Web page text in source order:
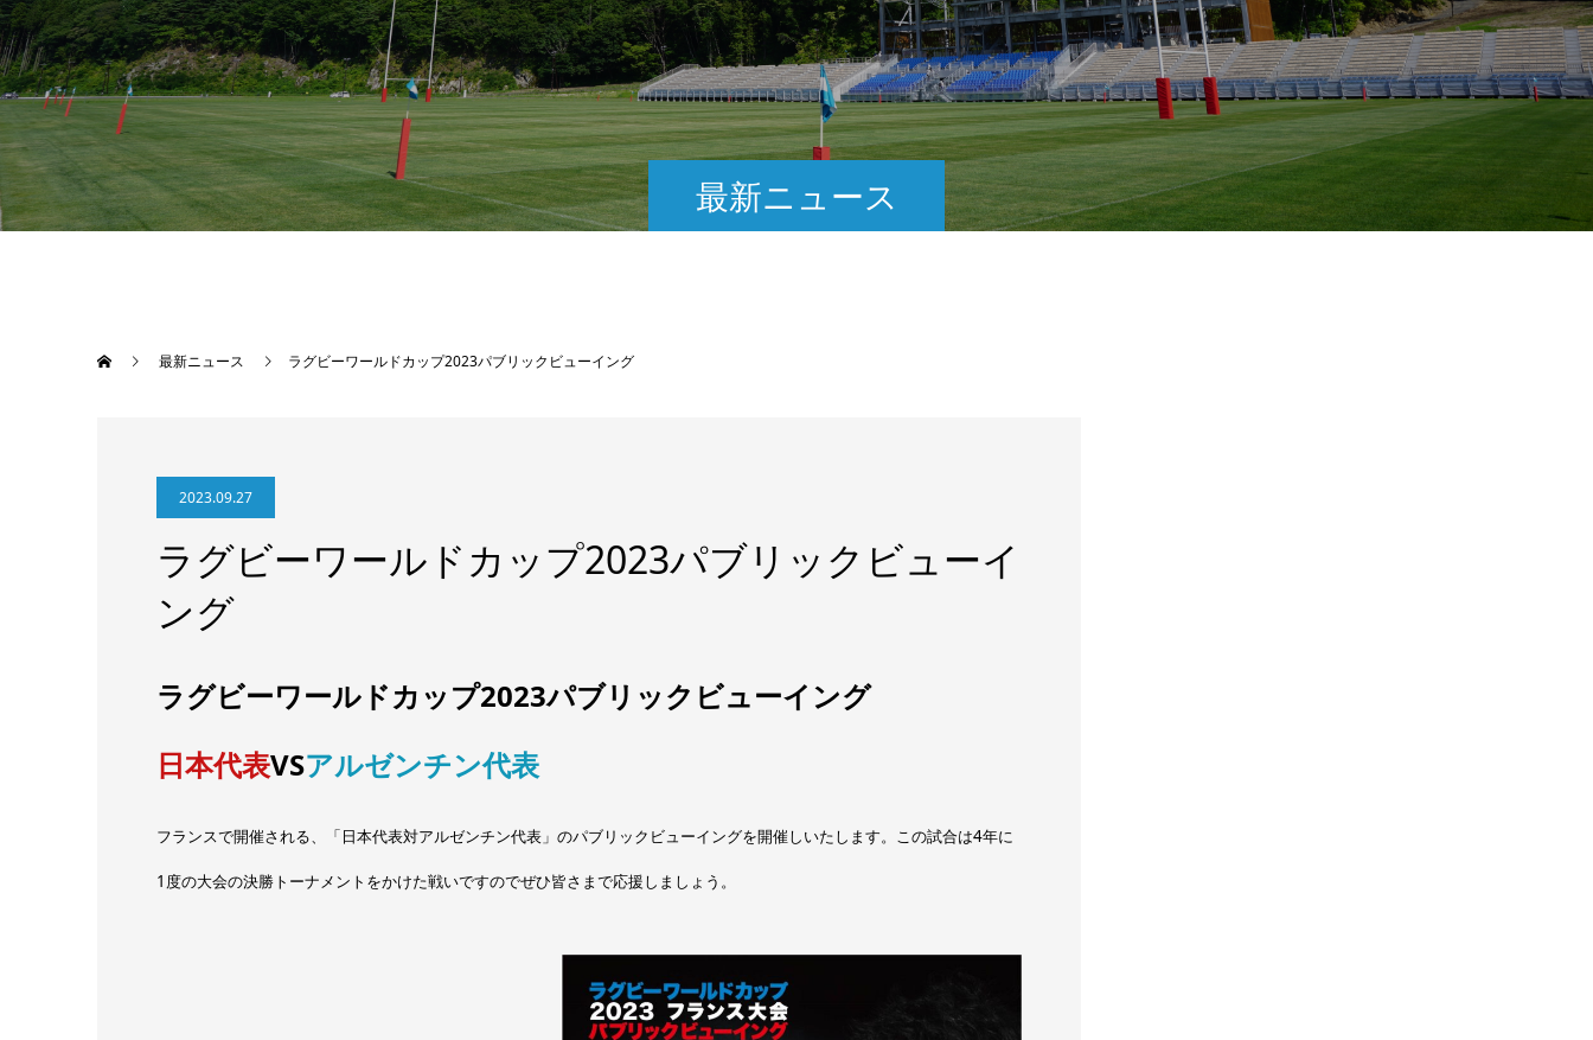
最新ニュース
最新ニュース ラグビーワールドカップ2023パブリックビューイング
2023.09.27
ラグビーワールドカップ2023パブリックビューイ
ング
ラグビーワールドカップ2023パブリックビューイング
日本代表VSアルゼンチン代表
フランスで開催される、「日本代表対アルゼンチン代表」のパブリックビューイングを開催しいたします。この試合は4年に
1度の大会の決勝トーナメントをかけた戦いですのでぜひ皆さまで応援しましょう。